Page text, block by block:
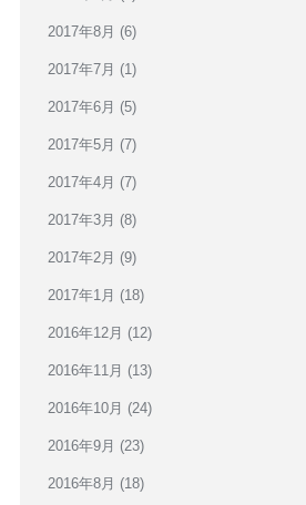
2017年8月 (6)
2017年7月 (1)
2017年6月 (5)
2017年5月 (7)
2017年4月 (7)
2017年3月 (8)
2017年2月 (9)
2017年1月 (18)
2016年12月 (12)
2016年11月 (13)
2016年10月 (24)
2016年9月 (23)
2016年8月 (18)